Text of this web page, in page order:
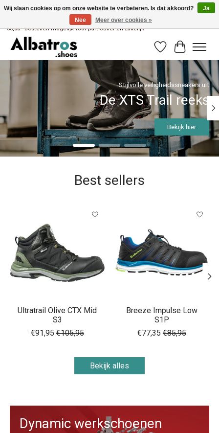
Albatros brandstore van Uniwork Beroepskleding - Gratis verzending vanaf €
50,00 - Bestellen mogelijk voor particulier en zakelijk
Verlanglijst
Hero slideshow items
Stijlvolle veiligheidssneakers uit
De XTS Trail reeks
Bekijk hier
Best sellers
Items van productcarrousel
Ultratrail Olive CTX Mid
S3
€91,95 €105,95
Breeze Impulse Low
S1P
€77,35 €85,95
Bekijk alles
Dynamic werkschoenen
Wij slaan cookies op om onze website te verbeteren. Is dat akkoord?
Ja
Nee
Meer over cookies »